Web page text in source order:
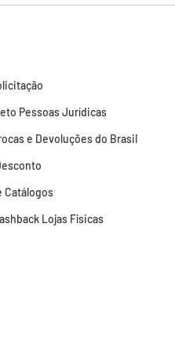
Pessoas Jurídicas
e Devoluções do Brasil
Catálogos
Lojas Físicas